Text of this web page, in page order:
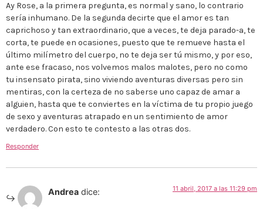
Ay Rose, a la primera pregunta, es normal y sano, lo contrario
sería inhumano. De la segunda decirte que el amor es tan
caprichoso y tan extraordinario, que a veces, te deja parado-a, te
corta, te puede en ocasiones, puesto que te remueve hasta el
último milímetro del cuerpo, no te deja ser tú mismo, y por eso,
ante ese fracaso, nos volvemos malos malotes, pero no como
tu insensato pirata, sino viviendo aventuras diversas pero sin
mentiras, con la certeza de no saberse uno capaz de amar a
alguien, hasta que te conviertes en la víctima de tu propio juego
de sexo y aventuras atrapado en un sentimiento de amor
verdadero. Con esto te contesto a las otras dos.
Responder
Andrea dice: 11 abril, 2017 a las 11:29 pm